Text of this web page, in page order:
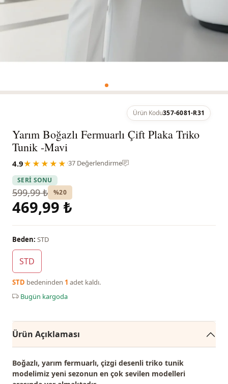
Ürün Kodu357-6081-R31
Yarım Boğazlı Fermuarlı Çift Plaka Triko
Tunik -Mavi
4.9★★★★★ ·37 Değerlendirme
SERİ SONU
599,99 ₺ %20
469,99 ₺
Beden: STD
STD
STD bedeninden 1 adet kaldı.
Bugün kargoda
Ürün Açıklaması
Boğazlı, yarım fermuarlı, çizgi desenli triko tunik
modelimiz yeni sezonun en çok sevilen modelleri